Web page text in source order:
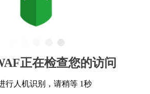
正在检查您的访问
行人机识别，请稍等 1秒